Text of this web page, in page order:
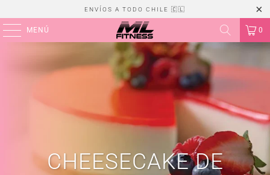
ENVÍOS A TODO CHILE 🇨🇱
MENÚ 0
CHEESECAKE DE